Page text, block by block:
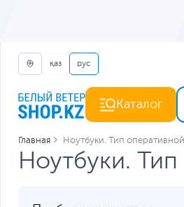
қаз рус
Каталог
Главная Ноутбуки. Тип
Ноутбуки.